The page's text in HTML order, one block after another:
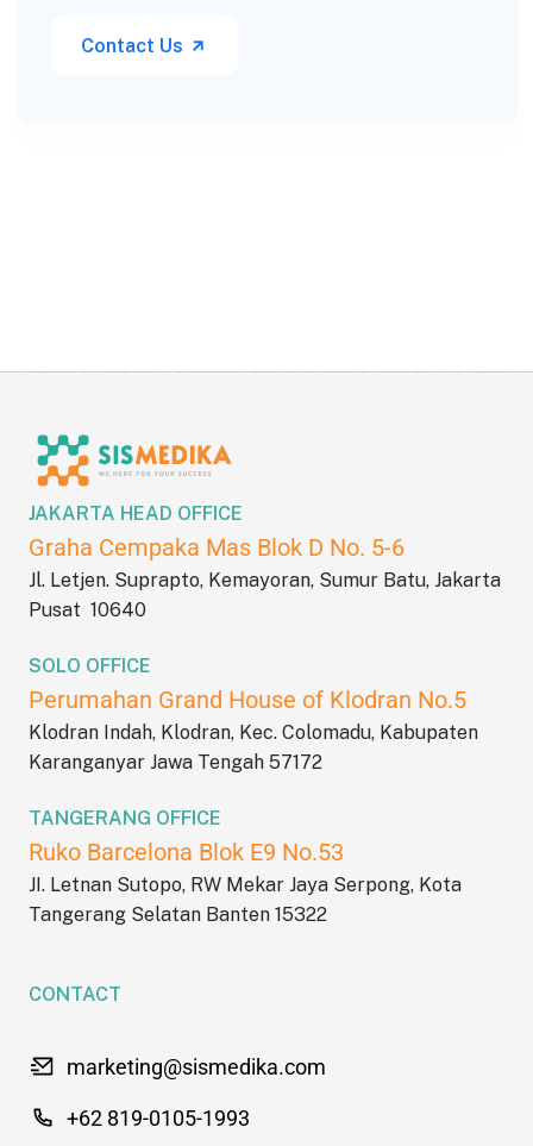
Contact Us
JAKARTA HEAD OFFICE
Graha Cempaka Mas Blok D No. 5-6
Jl. Letjen. Suprapto, Kemayoran, Sumur Batu, Jakarta
Pusat 10640
SOLO OFFICE
Perumahan Grand House of Klodran No.5
Klodran Indah, Klodran, Kec. Colomadu, Kabupaten
Karanganyar Jawa Tengah 57172
TANGERANG OFFICE
Ruko Barcelona Blok E9 No.53
JI. Letnan Sutopo, RW Mekar Jaya Serpong, Kota
Tangerang Selatan Banten 15322
CONTACT
marketing@sismedika.com
+62 819-0105-1993